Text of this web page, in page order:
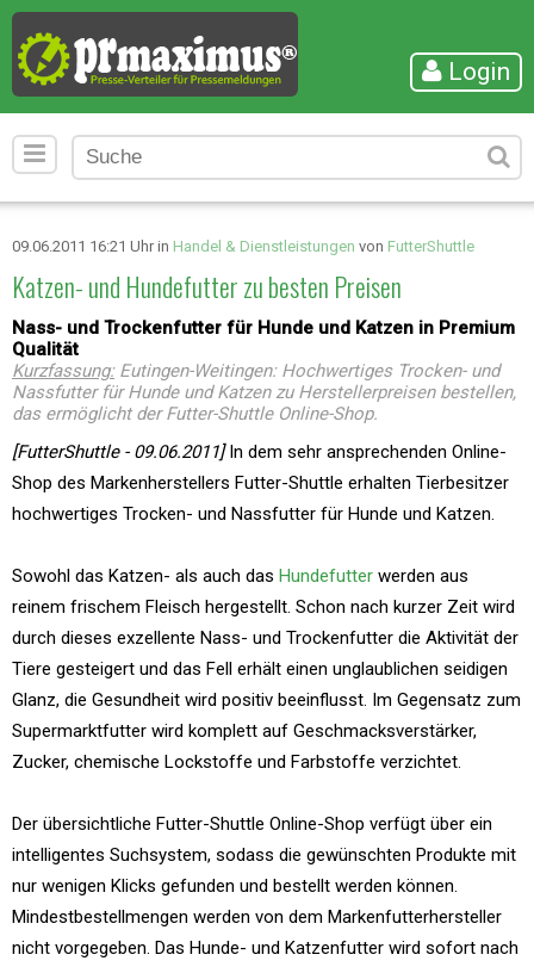
Login
09.06.2011 16:21 Uhr in Handel & Dienstleistungen von FutterShuttle
Katzen- und Hundefutter zu besten Preisen
Nass- und Trockenfutter für Hunde und Katzen in Premium
Qualität
Kurzfassung:Eutingen-Weitingen: Hochwertiges Trocken- und
Nassfutter für Hunde und Katzen zu Herstellerpreisen bestellen,
das ermöglicht der Futter-Shuttle Online-Shop.
[FutterShuttle - 09.06.2011]In dem sehr ansprechenden Online-
Shop des Markenherstellers Futter-Shuttle erhalten Tierbesitzer
hochwertiges Trocken- und Nassfutter für Hunde und Katzen.
Sowohl das Katzen- als auch das Hundefutter werden aus
reinem frischem Fleisch hergestellt. Schon nach kurzer Zeit wird
durch dieses exzellente Nass- und Trockenfutter die Aktivität der
Tiere gesteigert und das Fell erhält einen unglaublichen seidigen
Glanz, die Gesundheit wird positiv beeinflusst. Im Gegensatz zum
Supermarktfutter wird komplett auf Geschmacksverstärker,
Zucker, chemische Lockstoffe und Farbstoffe verzichtet.
Der übersichtliche Futter-Shuttle Online-Shop verfügt über ein
intelligentes Suchsystem, sodass die gewünschten Produkte mit
nur wenigen Klicks gefunden und bestellt werden können.
Mindestbestellmengen werden von dem Markenfutterhersteller
nicht vorgegeben. Das Hunde- und Katzenfutter wird sofort nach